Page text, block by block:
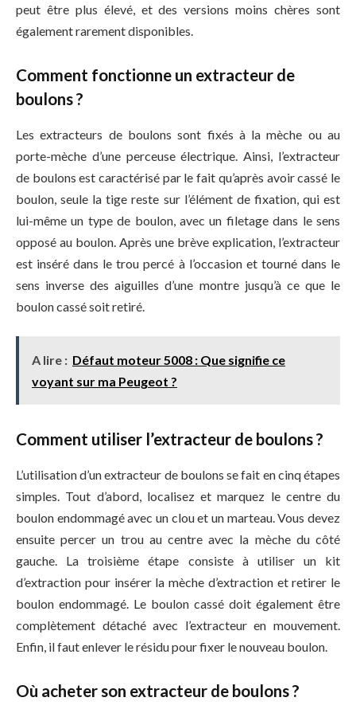
peut être plus élevé, et des versions moins chères sont
également rarement disponibles.
Comment fonctionne un extracteur de
boulons ?
Les extracteurs de boulons sont fixés à la mèche ou au
porte-mèche d’une perceuse électrique. Ainsi, l’extracteur
de boulons est caractérisé par le fait qu’après avoir cassé le
boulon, seule la tige reste sur l’élément de fixation, qui est
lui-même un type de boulon, avec un filetage dans le sens
opposé au boulon. Après une brève explication, l’extracteur
est inséré dans le trou percé à l’occasion et tourné dans le
sens inverse des aiguilles d’une montre jusqu’à ce que le
boulon cassé soit retiré.
A lire : Défaut moteur 5008 : Que signifie ce
voyant sur ma Peugeot ?
Comment utiliser l’extracteur de boulons ?
L’utilisation d’un extracteur de boulons se fait en cinq étapes
simples. Tout d’abord, localisez et marquez le centre du
boulon endommagé avec un clou et un marteau. Vous devez
ensuite percer un trou au centre avec la mèche du côté
gauche. La troisième étape consiste à utiliser un kit
d’extraction pour insérer la mèche d’extraction et retirer le
boulon endommagé. Le boulon cassé doit également être
complètement détaché avec l’extracteur en mouvement.
Enfin, il faut enlever le résidu pour fixer le nouveau boulon.
Où acheter son extracteur de boulons ?